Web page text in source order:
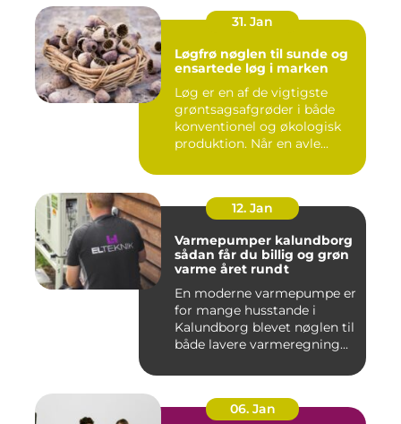
31. Jan
Løgfrø nøglen til sunde og
ensartede løg i marken
Løg er en af de vigtigste
grøntsagsafgrøder i både
konventionel og økologisk
produktion. Når en avle...
12. Jan
Varmepumper kalundborg
sådan får du billig og grøn
varme året rundt
En moderne varmepumpe er
for mange husstande i
Kalundborg blevet nøglen til
både lavere varmeregning...
06. Jan